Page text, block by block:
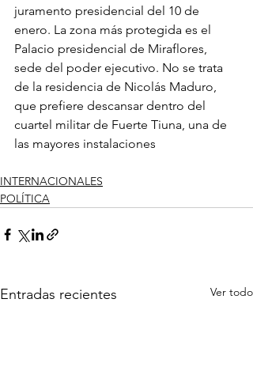
juramento presidencial del 10 de
enero. La zona más protegida es el
Palacio presidencial de Miraflores,
sede del poder ejecutivo. No se trata
de la residencia de Nicolás Maduro,
que prefiere descansar dentro del
cuartel militar de Fuerte Tiuna, una de
las mayores instalaciones
INTERNACIONALES
POLÍTICA
Entradas recientes Ver todo